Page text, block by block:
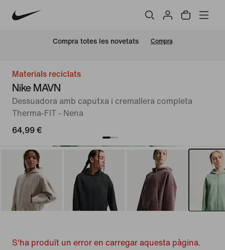
Compra totes les novetats Compra
Materials reciclats
Nike MAVN
Dessuadora amb caputxa i cremallera completa
Therma-FIT - Nena
64,99 €
S'ha produït un error en carregar aquesta pàgina.